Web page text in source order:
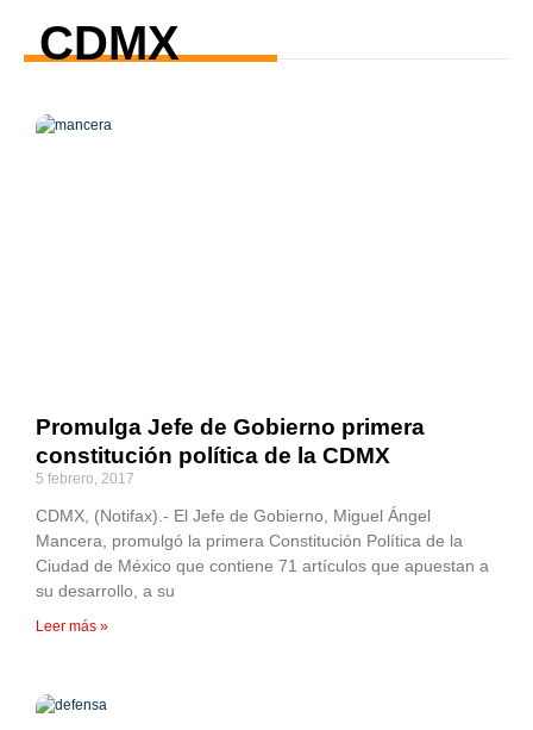
CDMX
Promulga Jefe de Gobierno primera
constitución política de la CDMX
5 febrero, 2017
CDMX, (Notifax).- El Jefe de Gobierno, Miguel Ángel
Mancera, promulgó la primera Constitución Política de la
Ciudad de México que contiene 71 artículos que apuestan a
su desarrollo, a su
Leer más »